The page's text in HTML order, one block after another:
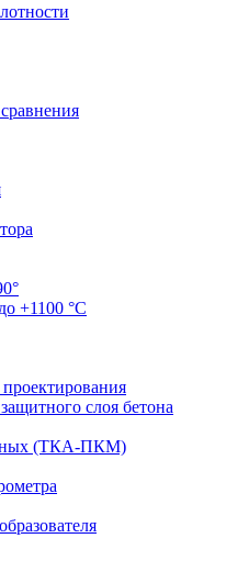
+1100 °С
слоя бетона
(ТКА-ПКМ)